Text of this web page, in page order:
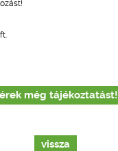
még tájékoztatást!
vissza